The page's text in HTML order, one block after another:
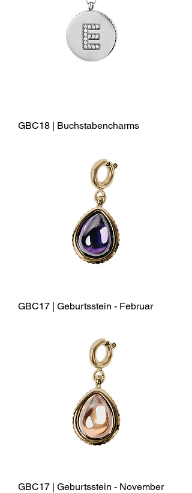
GBC18 | Buchstabencharms
GBC17 | Geburtsstein - Februar
GBC17 | Geburtsstein - November